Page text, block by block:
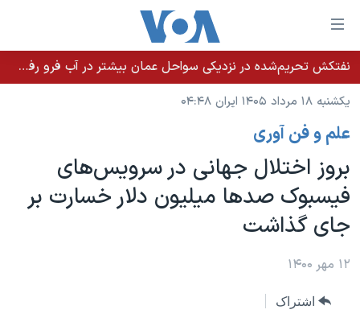
لینکهای
قابل
دسترسی
جهش
محتوای
اصلی
جهش
به
صفحه
جهش
خانه
نسخه سبک وب‌سایت
موضوع ها
ایران
آمریکا
جهان
ورزشی
برنامه های تلویزیونی
جدول برنامه ها
صفحه‌های ویژه
جام جهانی ۲۰۲۶
فرکانس‌های صدای آمریکا
پخش رادیویی
نفتکش تحریم‌شده در نزدیکی سواحل عمان بیشتر در آب فرو رفت؛ نشت نفت ادامه دارد
یکشنبه ۱۸ مرداد ۱۴۰۵ ایران ۰۴:۴۸
علم و فن آوری
بروز اختلال جهانی در سرویس‌های
فیسبوک صدها میلیون دلار خسارت بر
جای گذاشت
۱۲ مهر ۱۴۰۰
اشتراک